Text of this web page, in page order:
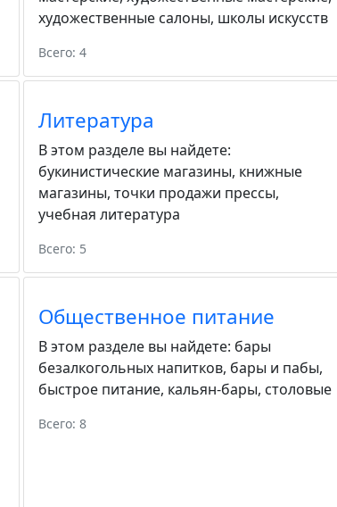
художественные салоны, школы искусств
Всего: 4
Литература
В этом разделе вы найдете:
букинистические магазины, книжные
магазины,точки продажи прессы,
учебная литература
Всего: 5
Общественное питание
В этом разделе вы найдете: бары
безалкогольных напитков, бары и пабы,
быстрое питание, кальян-бары, столовые
Всего: 8